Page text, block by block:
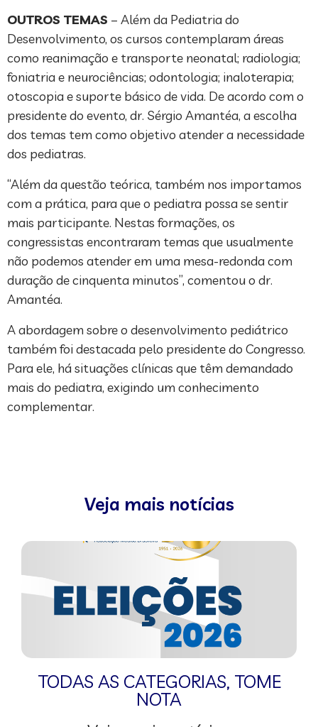
OUTROS TEMAS – Além da Pediatria do
Desenvolvimento, os cursos contemplaram áreas
como reanimação e transporte neonatal; radiologia;
foniatria e neurociências; odontologia; inaloterapia;
otoscopia e suporte básico de vida. De acordo com o
presidente do evento, dr. Sérgio Amantéa, a escolha
dos temas tem como objetivo atender a necessidade
dos pediatras.
“Além da questão teórica, também nos importamos
com a prática, para que o pediatra possa se sentir
mais participante. Nestas formações, os
congressistas encontraram temas que usualmente
não podemos atender em uma mesa-redonda com
duração de cinquenta minutos”, comentou o dr.
Amantéa.
A abordagem sobre o desenvolvimento pediátrico
também foi destacada pelo presidente do Congresso.
Para ele, há situações clínicas que têm demandado
mais do pediatra, exigindo um conhecimento
complementar.
Veja mais notícias
TODAS AS CATEGORIAS, TOME
NOTA